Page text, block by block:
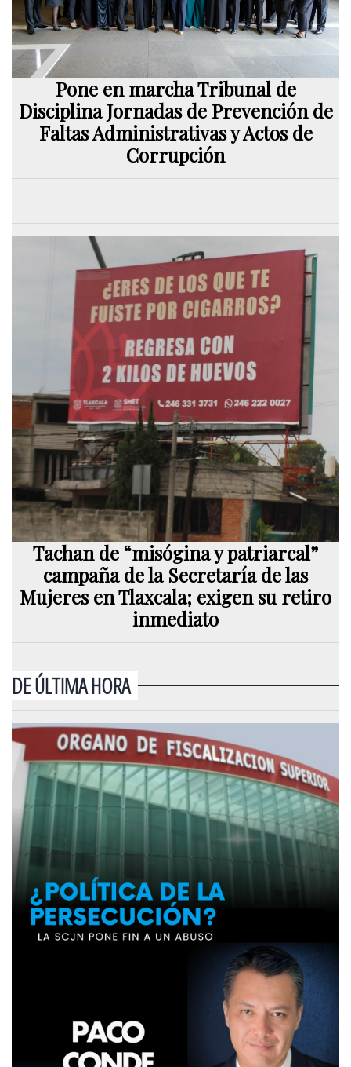
Pone en marcha Tribunal de
Disciplina Jornadas de Prevención de
Faltas Administrativas y Actos de
Corrupción
Tachan de “misógina y patriarcal”
campaña de la Secretaría de las
Mujeres en Tlaxcala; exigen su retiro
inmediato
DE ÚLTIMA HORA